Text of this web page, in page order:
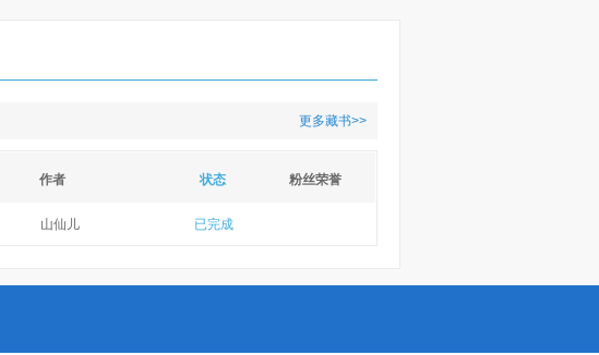
更多藏书>>
作者 状态 粉丝荣誉
山仙儿 已完成